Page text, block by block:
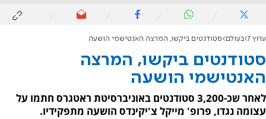
ערוץ 7 בעולם סטודנטים ביקשו, המרצה האנטישמי הושעה
סטודנטים ביקשו, המרצה
האנטישמי הושעה
לאחר שכ-3,200 סטודנטים באוניברסיטת ראטגרס חתמו על
עצומה נגדו, פרופ' מייקל צ'יקינדס הושעה מתפקידיו.